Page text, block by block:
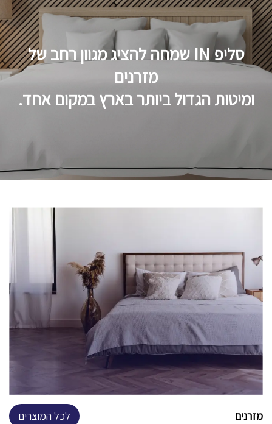
סליפ IN שמחה להציג מגוון רחב של
מזרנים
ומיטות הגדול ביותר בארץ במקום אחד.
לכל המוצרים מזרנים